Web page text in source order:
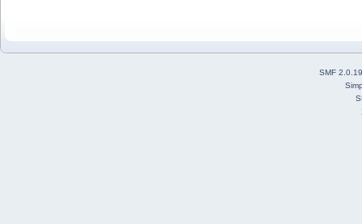
SMF 2.0.19